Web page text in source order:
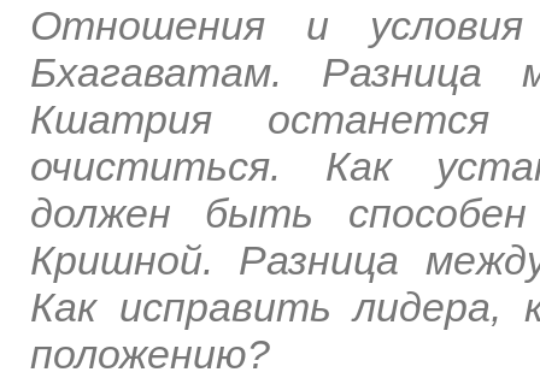
Отношения и
Бхагаватам. Разница
Кшатрия
очиститься. Как
должен быть
Кришной. Разница
Как исправить лидера,
положению?